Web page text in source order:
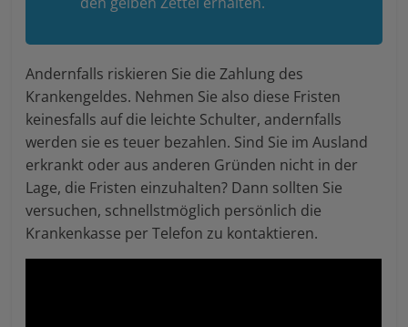
Andernfalls riskieren Sie die Zahlung des
Krankengeldes. Nehmen Sie also diese Fristen
keinesfalls auf die leichte Schulter, andernfalls
werden sie es teuer bezahlen. Sind Sie im Ausland
erkrankt oder aus anderen Gründen nicht in der
Lage, die Fristen einzuhalten? Dann sollten Sie
versuchen, schnellstmöglich persönlich die
Krankenkasse per Telefon zu kontaktieren.